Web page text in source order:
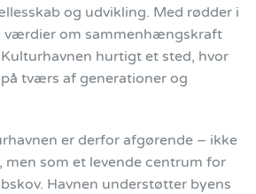
og udvikling. Med rødder i
værdier om sammenhængskraft
hurtigt et sted, hvor
tværs af generationer og
er derfor afgørende – ikke
men som et levende centrum for
Havnen understøtter byens